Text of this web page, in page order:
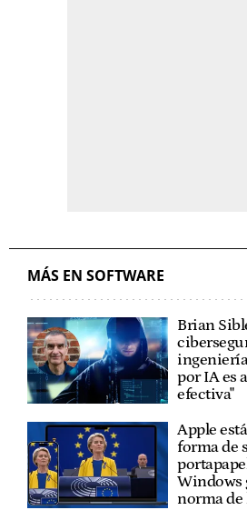
MÁS EN SOFTWARE
Brian
por IA es
efectiva"
Apple
forma de
Windows
norma de